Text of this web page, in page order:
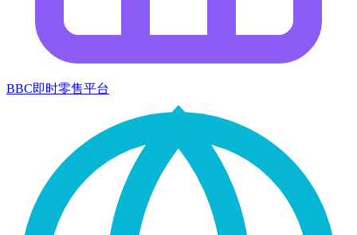
BBC即时零售平台